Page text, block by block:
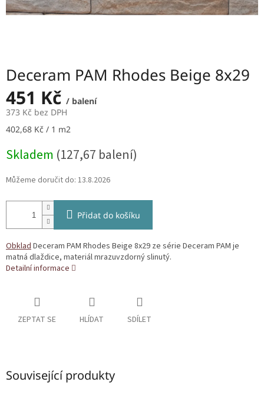
Deceram PAM Rhodes Beige 8x29
451 Kč / balení
373 Kč bez DPH
Měrná
402,68 Kč / 1 m2
Skladem (127,67 balení)
Můžeme doručit do: 13.8.2026
Přidat do košíku
ObkladDeceram PAM Rhodes Beige 8x29 ze série Deceram PAM je
matná dlaždice, materiál mrazuvzdorný slinutý.
Detailní informace
ZEPTAT SE HLÍDAT SDÍLET
Související produkty